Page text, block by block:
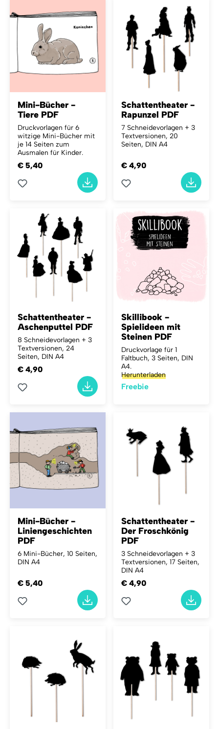
Mini-Bücher -
Tiere PDF
Druckvorlagen für 6
witzige Mini-Bücher mit
je 14 Seiten zum
Ausmalen für Kinder.
€ 5,40
Schattentheater -
Rapunzel PDF
7 Schneidevorlagen + 3
Textversionen, 20
Seiten, DIN A4
€ 4,90
Schattentheater -
Aschenputtel PDF
8 Schneidevorlagen + 3
Textversionen, 24
Seiten, DIN A4
€ 4,90
Skillibook -
Spielideen mit
Steinen PDF
Druckvorlage für 1
Faltbuch, 3 Seiten, DIN
A4.
Herunterladen
Freebie
Mini-Bücher -
Liniengeschichten
PDF
6 Mini-Bücher, 10 Seiten,
DIN A4
€ 5,40
Schattentheater -
Der Froschkönig
PDF
3 Schneidevorlagen + 3
Textversionen, 17 Seiten,
DIN A4
€ 4,90